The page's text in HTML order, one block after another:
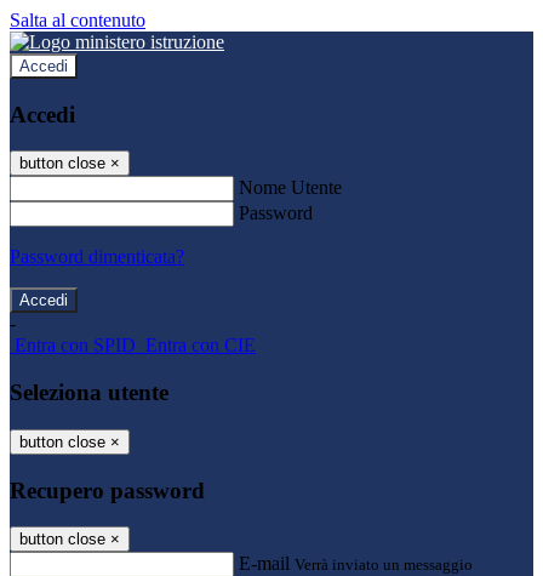
Salta al contenuto
Accedi
Accedi
button close ×
Nome Utente
Password
Password dimenticata?
-
Entra con SPID Entra con CIE
Seleziona utente
button close ×
Recupero password
button close ×
E-mail Verrà inviato un messaggio